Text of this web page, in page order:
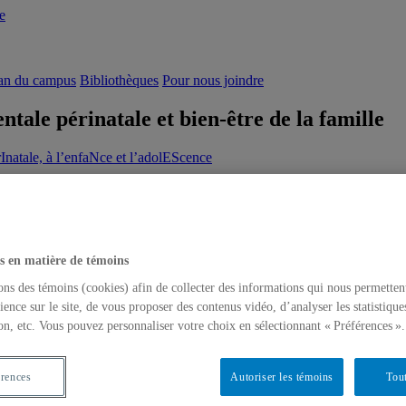
du campus Bibliothèques Pour nous joindre
périnatale et bien-être de la famille
à l’enfaNce et l’adolEScence
périnatale et bien-être de la famille
en matière de témoins
des témoins (cookies) afin de collecter des informations qui nous
sur le site, de vous proposer des contenus vidéo, d’analyser les
etc. Vous pouvez personnaliser votre choix en sélectionnant « Préférences ».
Autoriser les témoins